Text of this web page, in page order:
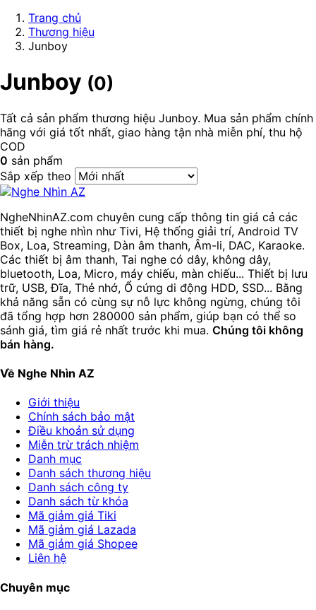
Trang chủ
Thương hiệu
Junboy
Junboy (0)
Tất cả sản phẩm thương hiệu Junboy. Mua sản phẩm chính
hãng với giá tốt nhất, giao hàng tận nhà miễn phí, thu hộ
COD
0 sản phẩm
Sắp xếp theo
NgheNhinAZ.com chuyên cung cấp thông tin giá cả các
thiết bị nghe nhìn như Tivi, Hệ thống giải trí, Android TV
Box, Loa, Streaming, Dàn âm thanh, Âm-li, DAC, Karaoke.
Các thiết bị âm thanh, Tai nghe có dây, không dây,
bluetooth, Loa, Micro, máy chiếu, màn chiếu... Thiết bị lưu
trữ, USB, Đĩa, Thẻ nhớ, Ổ cứng di động HDD, SSD... Bằng
khả năng sẵn có cùng sự nỗ lực không ngừng, chúng tôi
đã tổng hợp hơn 280000 sản phẩm, giúp bạn có thể so
sánh giá, tìm giá rẻ nhất trước khi mua. Chúng tôi không
bán hàng.
Về Nghe Nhìn AZ
Giới thiệu
Chính sách bảo mật
Điều khoản sử dụng
Miễn trừ trách nhiệm
Danh mục
Danh sách thương hiệu
Danh sách công ty
Danh sách từ khóa
Mã giảm giá Tiki
Mã giảm giá Lazada
Mã giảm giá Shopee
Liên hệ
Chuyên mục